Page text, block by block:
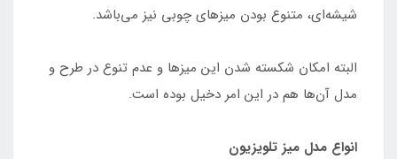
شیشه‌ای، متنوع بودن میزهای چوبی نیز می‌باشد.
البته امکان شکسته شدن این میزها و عدم تنوع در طرح و
مدل آن‌ها هم در این امر دخیل بوده است.
انواع مدل میز تلویزیون